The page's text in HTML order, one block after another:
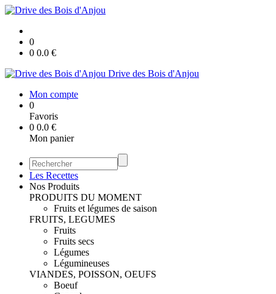
0
0 0.0 €
Drive des Bois d'Anjou
Mon compte
0
Favoris
0 0.0 €
Mon panier
Les Recettes
Nos Produits
PRODUITS DU MOMENT
Fruits et légumes de saison
FRUITS, LEGUMES
Fruits
Fruits secs
Légumes
Légumineuses
VIANDES, POISSON, OEUFS
Boeuf